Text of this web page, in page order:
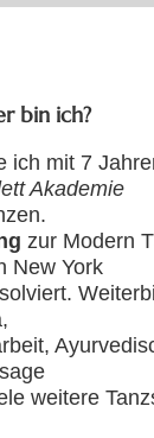
bin ich?
ich mit 7
Akademie
zur Modern
New York
weitere